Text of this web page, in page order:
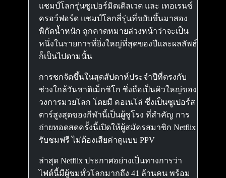
แชมป์โลกรุ่นซูเปอร์มิดเดิลเวต และ เทอเรนซ์
ครอว์ฟอร์ด แชมป์โลกสี่รุ่นที่ขยับขึ้นมาสอง
พิกัดน้ำหนัก ถูกคาดหมายล่วงหน้าว่าจะเป็น
หนึ่งในรายการที่ยิ่งใหญ่ที่สุดของปีและผลลัพธ์
ก็เป็นไปตามนั้น
การชกจัดขึ้นในสุดสัปดาห์ประจำปีที่ตรงกับ
ช่วงใกล้วันชาติเม็กซิโก ซึ่งถือเป็นคิวใหญ่ของ
วงการมวยโลก โดยมี คอเนโล่ ซึ่งเป็นซูเปอร์ส
ตาร์สูงสุดของกีฬานี้เป็นผู้ชูโรง ที่สำคัญ การ
ถ่ายทอดสดครั้งนี้เปิดให้ผู้สมัครสมาชิก Netflix
รับชมฟรี ไม่ต้องเสียค่าดูแบบ PPV
ล่าสุด Netflix ประกาศอย่างเป็นทางการว่า
ไฟต์นี้มีผู้ชมทั่วโลกมากถึง 41 ล้านคน พร้อม